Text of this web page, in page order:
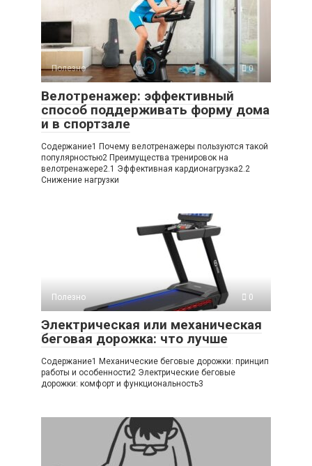
Полезно 0
Велотренажер: эффективный
способ поддерживать форму дома
и в спортзале
Содержание1 Почему велотренажеры пользуются такой
популярностью2 Преимущества тренировок на
велотренажере2.1 Эффективная кардионагрузка2.2
Снижение нагрузки
Полезно 0
Электрическая или механическая
беговая дорожка: что лучше
Содержание1 Механические беговые дорожки: принцип
работы и особенности2 Электрические беговые
дорожки: комфорт и функциональность3